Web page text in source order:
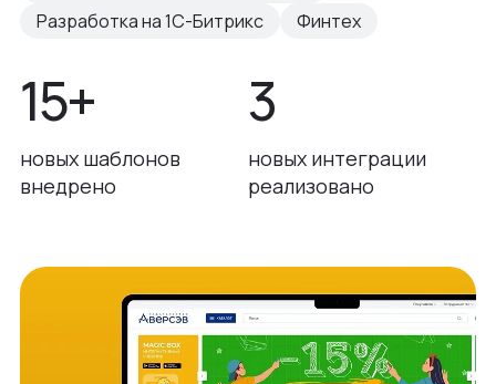
Разработка на 1С-Битрикс
Финтех
15+
новых шаблонов
внедрено
3
новых интеграции
реализовано